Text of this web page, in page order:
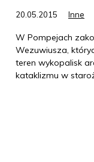
20.05.2015 Inne
W Pompejach
Wezuwiusza,
teren wykopalisk
kataklizmu w